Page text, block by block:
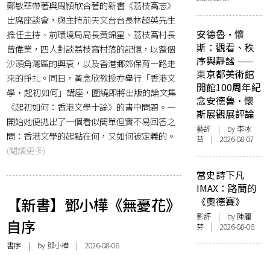
鄭敏華帶著與周頴欣合著的新書《荔枝窩志》
出席座談會，與主持前天文台台長林超英先生
擔任主持、前環境局局長黃錦星、荔枝窩村長
曾偉業，四人對談荔枝窩村落的記憶，以整個
沙頭角灣區的興衰，以及香港鄉郊保育一路走
來的掙扎。同日，黃念欣教授亦舉行「香港文
學·起初如何」講座，圍繞即將出版的論文集
《起初如何：香港文學十論》的書中問題。一
開始她便拋出了一個看似簡單但實不易回答之
問：香港文學的起點在何，又如何被定義的。
(閱讀更多)
【新書】鄧小樺《無憂花》
自序
書序 | by鄧小樺 | 2026-08-06
安德魯·懷
斯：觀看、秩
序與靜謐 ——
東京都美術館
開館100周年紀
念安德魯·懷
斯展觀展評論
藝評 | by 李冰
苔 | 2026-08-07
當史詩下凡
IMAX：路蘭的
《奧德賽》
影評 | by 陳麗
芬 | 2026-08-06